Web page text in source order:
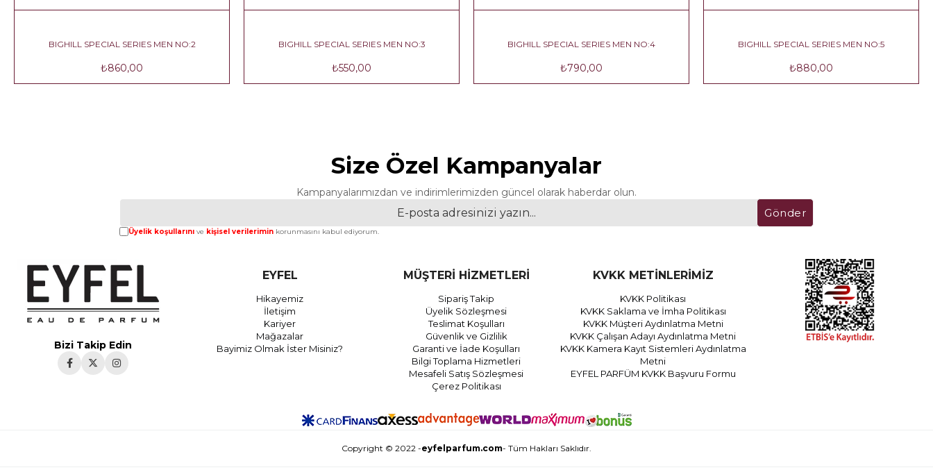
BIGHILL SPECIAL SERIES MEN NO:2
₺860,00
BIGHILL SPECIAL SERIES MEN NO:3
₺550,00
BIGHILL SPECIAL SERIES MEN NO:4
₺790,00
BIGHILL SPECIAL SERIES MEN NO:5
₺880,00
Size Özel Kampanyalar
Kampanyalarımızdan ve indirimlerimizden güncel olarak haberdar olun.
Gönder
Üyelik koşullarını ve kişisel verilerimin korunmasını kabul ediyorum.
Bizi Takip Edin
EYFEL
Hikayemiz
İletişim
Kariyer
Mağazalar
Bayimiz Olmak İster Misiniz?
MÜŞTERİ HİZMETLERİ
Sipariş Takip
Üyelik Sözleşmesi
Teslimat Koşulları
Güvenlik ve Gizlilik
Garanti ve İade Koşulları
Bilgi Toplama Hizmetleri
Mesafeli Satış Sözleşmesi
Çerez Politikası
KVKK METİNLERİMİZ
KVKK Politikası
KVKK Saklama ve İmha Politikası
KVKK Müşteri Aydınlatma Metni
KVKK Çalışan Adayı Aydınlatma Metni
KVKK Kamera Kayıt Sistemleri Aydınlatma
Metni
EYFEL PARFÜM KVKK Başvuru Formu
Copyright © 2022 -eyfelparfum.com- Tüm Hakları Saklıdır.